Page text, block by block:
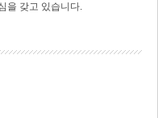
을 갖고 있습니다.